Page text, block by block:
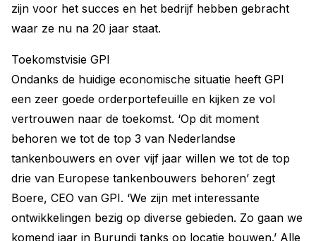
zijn voor het succes en het bedrijf hebben gebracht
waar ze nu na 20 jaar staat.
Toekomstvisie GPI
Ondanks de huidige economische situatie heeft GPI
een zeer goede orderportefeuille en kijken ze vol
vertrouwen naar de toekomst. ‘Op dit moment
behoren we tot de top 3 van Nederlandse
tankenbouwers en over vijf jaar willen we tot de top
drie van Europese tankenbouwers behoren’ zegt
Boere, CEO van GPI. ‘We zijn met interessante
ontwikkelingen bezig op diverse gebieden. Zo gaan we
komend jaar in Burundi tanks op locatie bouwen.’ Alle